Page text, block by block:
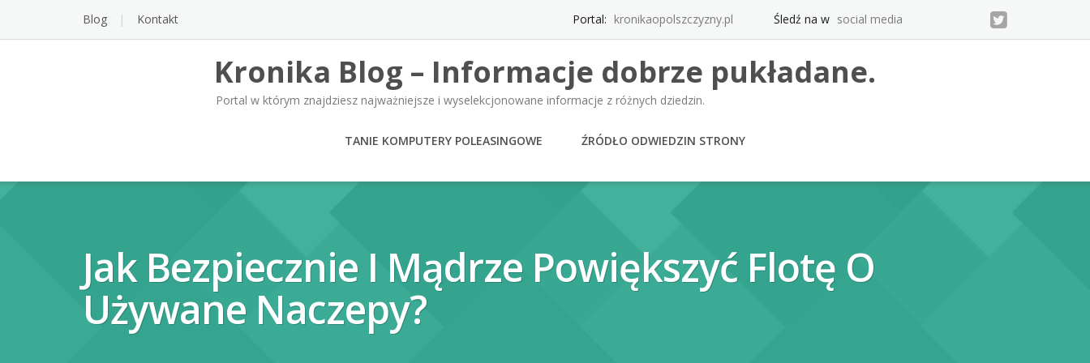
content
Blog Kontakt Portal: kronikaopolszczyzny.pl Śledź na w social media
Kronika Blog – Informacje dobrze pukładane.
Portal w którym znajdziesz najważniejsze i wyselekcjonowane informacje z różnych dziedzin.
TANIE KOMPUTERY POLEASINGOWE ŹRÓDŁO ODWIEDZIN STRONY
Jak Bezpiecznie I Mądrze Powiększyć Flotę O
Używane Naczepy?